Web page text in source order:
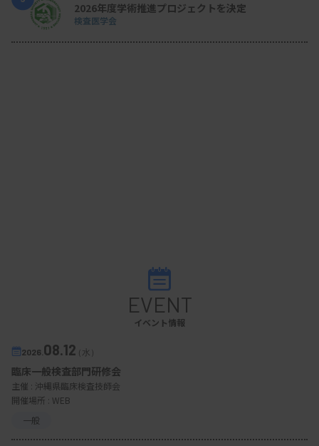
2026年度学術推進プロジェクトを決定
検査医学会
EVENT
イベント情報
2026. 08.12（水）
臨床一般検査部門研修会
主催 : 沖縄県臨床検査技師会
開催場所 : WEB
一般